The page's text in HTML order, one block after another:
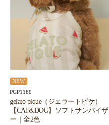
NEW
PGP1160
gelato pique（ジェラートピケ）
【CAT&DOG】ソフトサンバイザ
ー｜全2色